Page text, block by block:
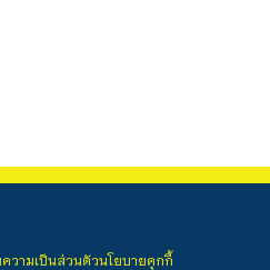
วามเป็นส่วนตัวนโยบายคุกกี้